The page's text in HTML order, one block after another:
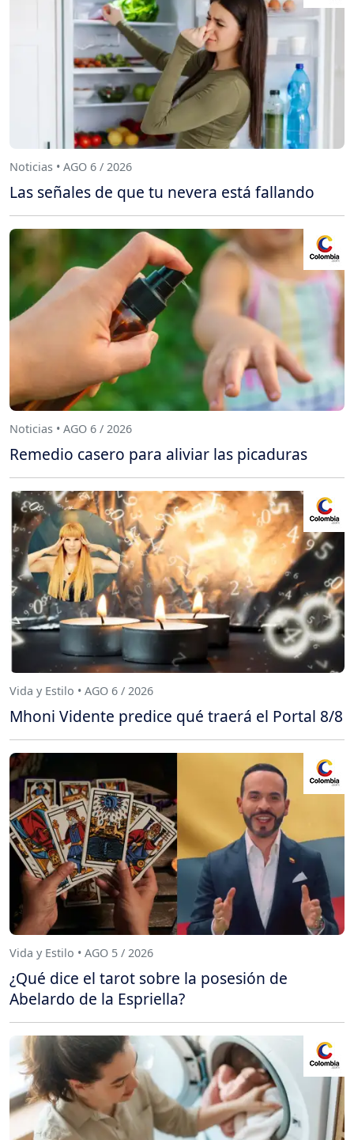
Noticias • AGO 6 / 2026
Las señales de que tu nevera está fallando
Noticias • AGO 6 / 2026
Remedio casero para aliviar las picaduras
Vida y Estilo • AGO 6 / 2026
Mhoni Vidente predice qué traerá el Portal 8/8
Vida y Estilo • AGO 5 / 2026
¿Qué dice el tarot sobre la posesión de
Abelardo de la Espriella?